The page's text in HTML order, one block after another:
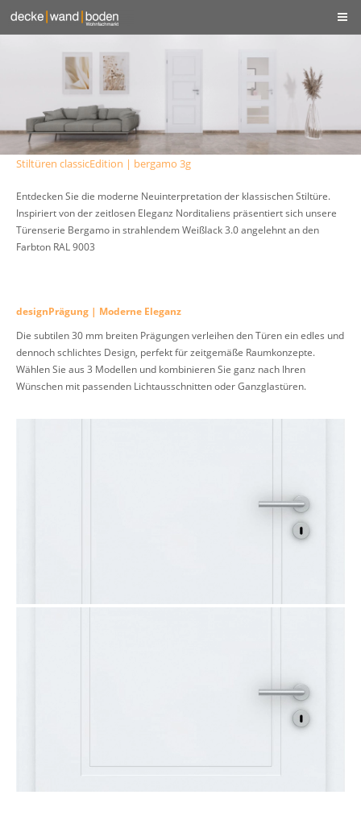
Stiltüren classicEdition | bergamo 3g
Entdecken Sie die moderne Neuinterpretation der klassischen Stiltüre.
Inspiriert von der zeitlosen Eleganz Norditaliens präsentiert sich unsere
Türenserie Bergamo in strahlendem Weißlack 3.0 angelehnt an den
Farbton RAL 9003
designPrägung | Moderne Eleganz
Die subtilen 30 mm breiten Prägungen verleihen den Türen ein edles und
dennoch schlichtes Design, perfekt für zeitgemäße Raumkonzepte.
Wählen Sie aus 3 Modellen und kombinieren Sie ganz nach Ihren
Wünschen mit passenden Lichtausschnitten oder Ganzglastüren.